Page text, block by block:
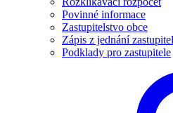
Povinné informace
Zastupitelstvo obce
Zápis z jednání
Podklady pro zastupitele